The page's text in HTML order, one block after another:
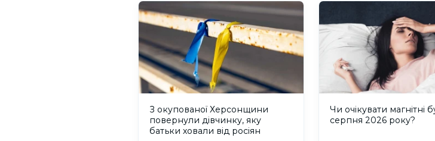
З окупованої Херсонщини
повернули дівчинку, яку
батьки ховали від росіян
Чи очікувати магнітні
серпня 2026 року?